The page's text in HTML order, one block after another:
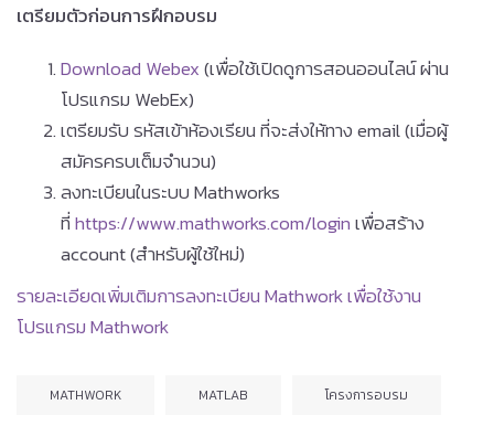
เตรียมตัวก่อนการฝึกอบรม
Download Webex(เพื่อใช้เปิดดูการสอนออนไลน์ ผ่าน
โปรแกรม WebEx)
เตรียมรับ รหัสเข้าห้องเรียน ที่จะส่งให้ทาง email (เมื่อผู้
สมัครครบเต็มจำนวน)
ลงทะเบียนในระบบ Mathworks
ที่https://www.mathworks.com/loginเพื่อสร้าง
account (สำหรับผู้ใช้ใหม่)
รายละเอียดเพิ่มเติมการลงทะเบียน Mathwork เพื่อใช้งาน
โปรแกรม Mathwork
MATHWORK MATLAB โครงการอบรม